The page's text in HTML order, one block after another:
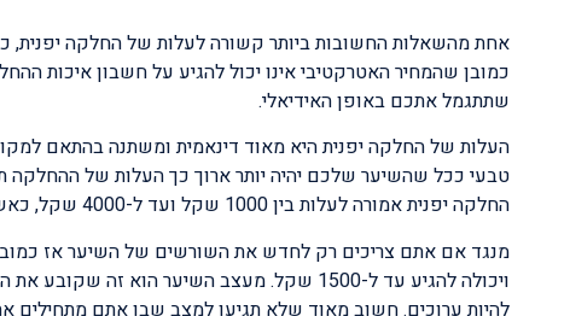
אחת מהשאלות החשובות ביותר קשורה לעלות של החלקה
כמובן שהמחיר האטרקטיבי אינו יכול להגיע על חשבון איכות
שתתגמל אתכם באופן האידיאלי.
העלות של החלקה יפנית היא מאוד דינאמית ומשתנה בהתאם
טבעי ככל שהשיער שלכם יהיה יותר ארוך כך העלות של ההחלקה
החלקה יפנית אמורה לעלות בין 1000 שקל ועד ל-4000 שקל, כאשר אנו מדברים על טיפול מלא של החלקה.
ויכולה להגיע עד ל-1500 שקל. מעצב השיער
להיות ערוכים. חשוב מאוד שלא תגיעו למצב שבו אתם מתחילים